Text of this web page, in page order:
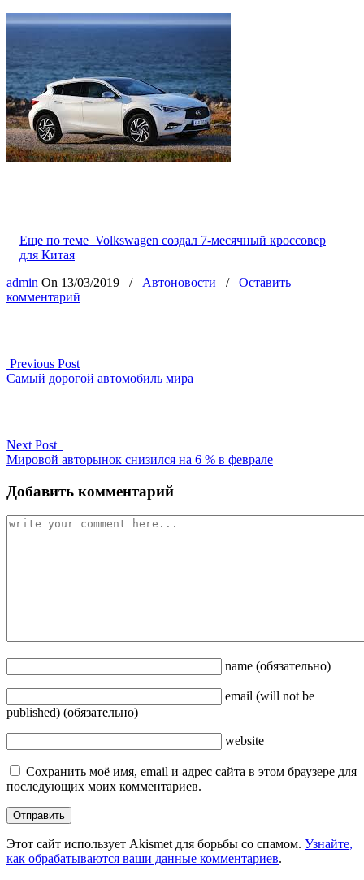
Еще по теме Volkswagen создал 7-месячный кроссовер
для Китая
admin On 13/03/2019 / Автоновости / Оставить
комментарий
Previous Post
Самый дорогой автомобиль мира
Next Post
Мировой авторынок снизился на 6 % в феврале
Добавить комментарий
name (обязательно)
email (will not be
published) (обязательно)
website
Сохранить моё имя, email и адрес сайта в этом браузере для
последующих моих комментариев.
Этот сайт использует Akismet для борьбы со спамом. Узнайте,
как обрабатываются ваши данные комментариев.